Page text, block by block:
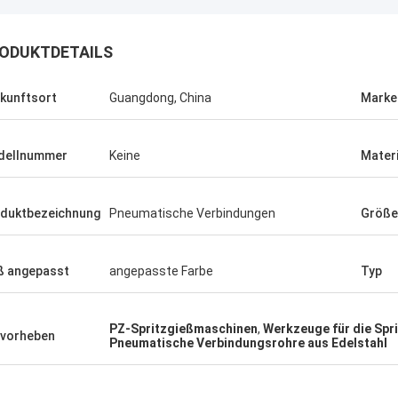
Guangdong, China
Keine
Pneumatische Verbindungen Größe
angepasst angepasste Farbe Typ
PZ-Spritzgießmaschinen, Werkzeuge für die
Pneumatische Verbindungsrohre aus Edelstahl